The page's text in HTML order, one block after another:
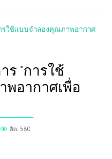
ร "การใช้
อากาศเพื่อ
ฮิต: 580